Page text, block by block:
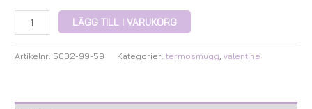
LÄGG TILL I VARUKORG
Artikelnr: 5002-99-59 Kategorier:termosmugg,valentine